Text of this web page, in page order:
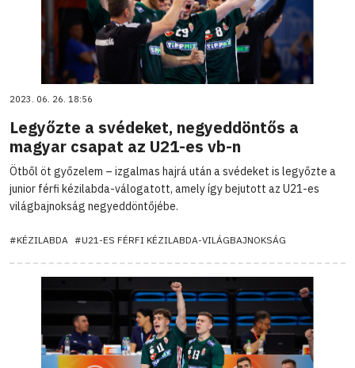
2023. 06. 26. 18:56
Legyőzte a svédeket, negyeddöntős a
magyar csapat az U21-es vb-n
Ötből öt győzelem – izgalmas hajrá után a svédeket is legyőzte a
junior férfi kézilabda-válogatott, amely így bejutott az U21-es
világbajnokság negyeddöntőjébe.
#KÉZILABDA #U21-ES FÉRFI KÉZILABDA-VILÁGBAJNOKSÁG